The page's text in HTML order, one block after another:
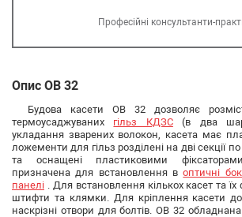
Професійні консультанти-
Опис ОВ 32
Будова касети ОВ 32 дозволяє
термоусаджуваних гільз КДЗС(в два
укладання зварених волокон, касета має
ложементи для гільз розділені на дві секції
та оснащені пластиковими
призначена для встановлення воптичні
панелі . Для встановлення кількох касет та їх
штифти та клямки. Для кріплення касети
наскрізні отвори для болтів. ОВ 32